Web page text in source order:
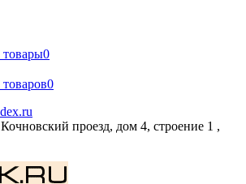
0
0
проезд, дом 4, строение 1 ,